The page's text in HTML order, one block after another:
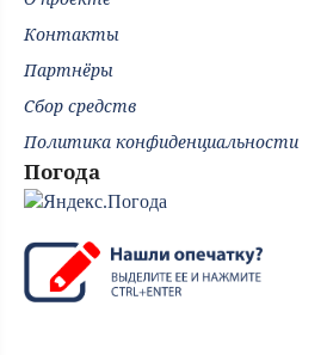
Контакты
Партнёры
Сбор средств
Политика конфиденциальности
Погода